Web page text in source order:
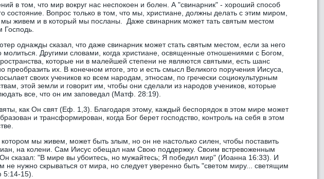
в том, что мир вокруг нас неспокоен и болен. А "свинарник" - хороший способ
состояние. Вопрос только в том, что мы, христиане, должны делать с этим миром,
мы живем и в который мы посланы. Даже свинарник может тать святым местом
Господь.
однажды сказал, что даже свинарник может стать святым местом, если за него
молиться. Другими словами, когда христиане, освященные отношениями с Богом,
которые ни в малейшей степени не являются святыми, есть шанс
преобразить их. В конечном итоге, это и есть смысл Великого поручения Иисуса,
своих учеников ко всем народам, этносам, по гречески социокультурным
этой земли и говорит им, чтобы они сделали из народов учеников, которые
все, что он им заповедал (Матф. 28:19).
как Он свят (Еф. 1,3). Благодаря этому, каждый беспорядок в этом мире может
и трансформирован, когда Бог берет господство, контроль на себя в этом
мы живем, может быть злым, но он не настолько силен, чтобы поставить
на колени. Сам Иисус обещал нам Свою поддержку. Своим встревоженным
сказал: "В мире вы убоитесь, но мужайтесь; Я победил мир" (Иоанна 16:33). И
не нужно скрываться от мира, но следует уверенно быть "светом миру... светящим
15).